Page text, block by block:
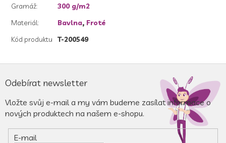
Gramáž:
300 g/m2
Materiál: Bavlna, Froté
Kód produktu
T-200549
á
a
Odebírat newsletter
Vložte svůj e-mail a my vám budeme zasílat informace o
nových produktech na našem e-shopu.
E-mail